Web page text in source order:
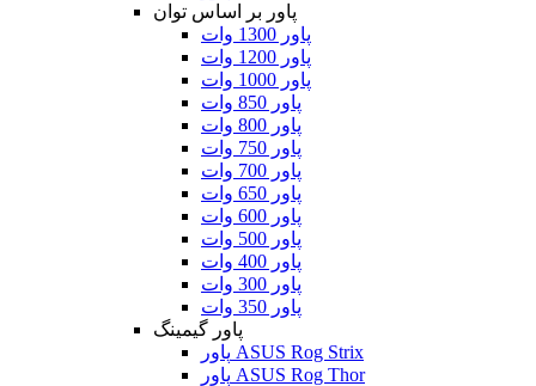
پاور بر اساس توان
پاور 1300 وات
پاور 1200 وات
پاور 1000 وات
پاور 850 وات
پاور 800 وات
پاور 750 وات
پاور 700 وات
پاور 650 وات
پاور 600 وات
پاور 500 وات
پاور 400 وات
پاور 300 وات
پاور 350 وات
پاور گیمینگ
پاور ASUS Rog Strix
پاور ASUS Rog Thor